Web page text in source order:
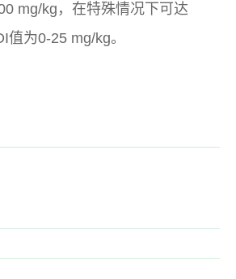
mg/kg，在特殊情况下可达
为0-25 mg/kg。